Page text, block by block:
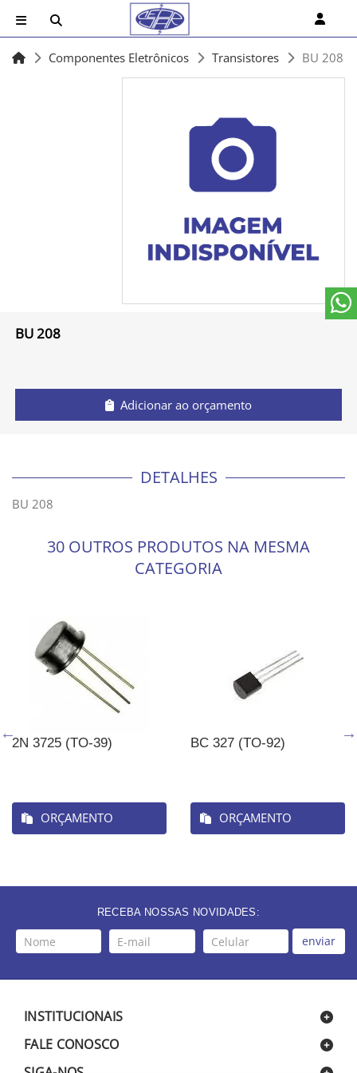
Componentes Eletrônicos Transistores BU 208
BU 208
Adicionar ao orçamento
DETALHES
BU 208
30 OUTROS PRODUTOS NA MESMA
CATEGORIA
2N 3725 (TO-39)
ORÇAMENTO
BC 327 (TO-92)
ORÇAMENTO
RECEBA NOSSAS NOVIDADES:
enviar
INSTITUCIONAIS
FALE CONOSCO